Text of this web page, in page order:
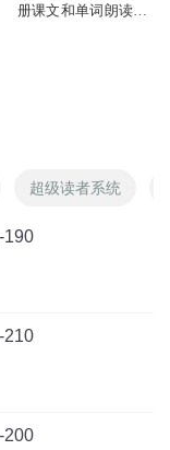
册课文和单词朗读音
超级读者系统
190
210
200